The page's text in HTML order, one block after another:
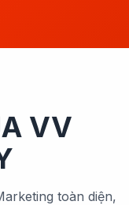
VV
toàn diện,